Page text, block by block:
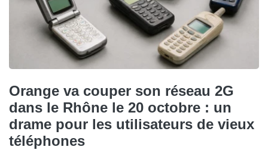
Orange va couper son réseau 2G
dans le Rhône le 20 octobre : un
drame pour les utilisateurs de vieux
téléphones